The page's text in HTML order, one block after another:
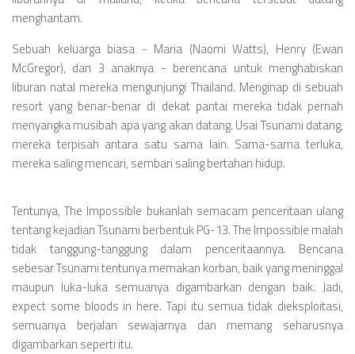
menghantam.
Sebuah keluarga biasa - Maria (Naomi Watts), Henry (Ewan
McGregor), dan 3 anaknya - berencana untuk menghabiskan
liburan natal mereka mengunjungi Thailand. Menginap di sebuah
resort yang benar-benar di dekat pantai mereka tidak pernah
menyangka musibah apa yang akan datang. Usai Tsunami datang,
mereka terpisah antara satu sama lain. Sama-sama terluka,
mereka saling mencari, sembari saling bertahan hidup.
Tentunya, The Impossible bukanlah semacam penceritaan ulang
tentang kejadian Tsunami berbentuk PG-13. The Impossible malah
tidak tanggung-tanggung dalam penceritaannya. Bencana
sebesar Tsunami tentunya memakan korban, baik yang meninggal
maupun luka-luka semuanya digambarkan dengan baik. Jadi,
expect some bloods in here. Tapi itu semua tidak dieksploitasi,
semuanya berjalan sewajarnya dan memang seharusnya
digambarkan seperti itu.